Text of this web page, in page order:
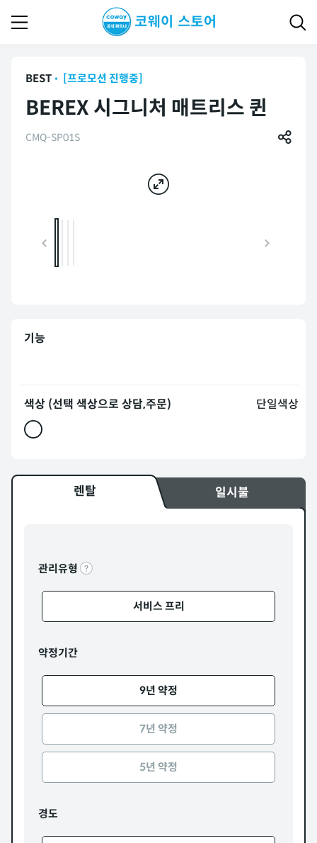
BEST [프로모션 진행중]
BEREX 시그니처 매트리스 퀸
CMQ-SP01S
기능
색상 (선택 색상으로 상담,주문) 단일색상
렌탈 일시불
관리유형
서비스 프리
약정기간
9년 약정
7년 약정
5년 약정
경도